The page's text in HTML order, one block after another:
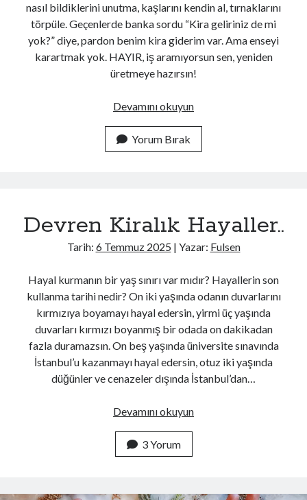
Fulsen Türker Takip Et
Kadının biri (ara sıra) çabaladı...
Bu böyle yarım kalmayacak..
üzgünüm.
1 X
Fulsen Türker @fulsfulss · 1 Ağu
George Sand.
- Bu kahve bizi kesmez, rakıya geçelim mi?
Bir düşünürle ya da yazarla kahve içme hakkınız olsa
1 X
Fulsen Türker @fulsfulss · 28 Tem
nasıl bildiklerini unutma, kaşlarını kendin al, tırnaklarını
törpüle. Geçenlerde banka sordu “Kira geliriniz de mi
yok?” diye, pardon benim kira giderim var. Ama enseyi
karartmak yok. HAYIR, iş aramıyorsun sen, yeniden
üretmeye hazırsın!
Devamını okuyunİş
Bağırmak
Yorum Bırak
Devren Kiralık Hayaller..
Tarih: 6 Temmuz 2025 | Yazar: Fulsen
Hayal kurmanın bir yaş sınırı var mıdır? Hayallerin son
kullanma tarihi nedir? On iki yaşında odanın duvarlarını
kırmızıya boyamayı hayal edersin, yirmi üç yaşında
duvarları kırmızı boyanmış bir odada on dakikadan
fazla duramazsın. On beş yaşında üniversite sınavında
İstanbul’u kazanmayı hayal edersin, otuz iki yaşında
düğünler ve cenazeler dışında İstanbul’dan…
Devamını okuyunDevren
3 Yorum